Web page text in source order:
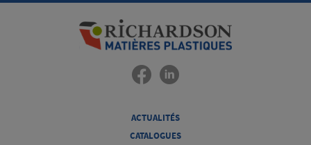
ACTUALITÉS
CATALOGUES